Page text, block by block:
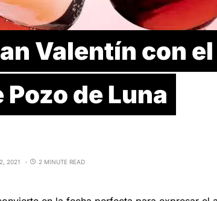
Valentín con
de Luna
2021 2 MINUTE READ